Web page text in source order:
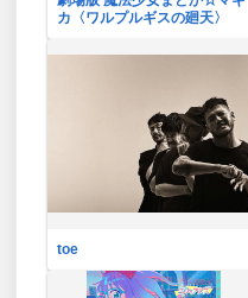
カ〈ワルプルギスの廻天〉
toe